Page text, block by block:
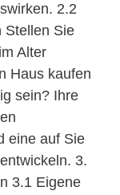
2.2
Stellen Sie
Alter
Haus kaufen
sein? Ihre
eine auf Sie
3.
3.1 Eigene